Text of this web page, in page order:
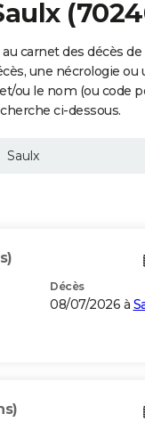
carnet des décès de
une nécrologie ou
ou le nom (ou code
ci-dessous.
Décès
08/07/2026 à